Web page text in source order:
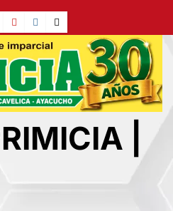
YouTube
Instagram
X
|